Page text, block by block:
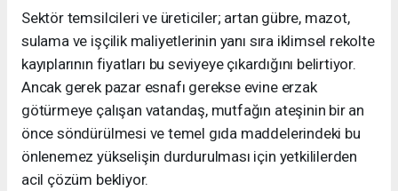
Sektör temsilcileri ve üreticiler; artan gübre, mazot,
sulama ve işçilik maliyetlerinin yanı sıra iklimsel rekolte
kayıplarının fiyatları bu seviyeye çıkardığını belirtiyor.
Ancak gerek pazar esnafı gerekse evine erzak
götürmeye çalışan vatandaş, mutfağın ateşinin bir an
önce söndürülmesi ve temel gıda maddelerindeki bu
önlenemez yükselişin durdurulması için yetkililerden
acil çözüm bekliyor.